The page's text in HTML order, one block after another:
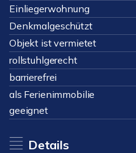
Einliegerwohnung
Denkmalgeschützt
Objekt ist vermietet
rollstuhlgerecht
barrierefrei
als Ferienimmobilie
geeignet
Details